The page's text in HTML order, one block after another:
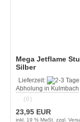
Mega Jetflame
Silber
Lieferzeit:
Abholung in Kulmbach
(0)
23,95 EUR
inkl. 19 % MwSt. zzgl.